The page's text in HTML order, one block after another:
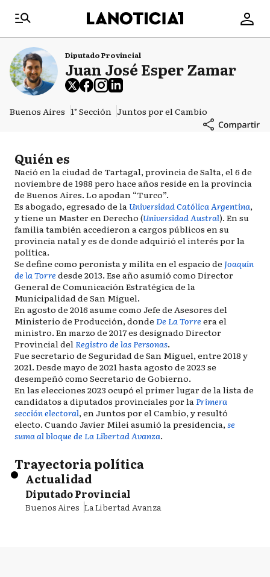
Diputado Provincial
Juan José Esper Zamar
Buenos Aires 1° Sección Juntos por el Cambio
Quién es
Nació en la ciudad de Tartagal, provincia de Salta, el 6 de
noviembre de 1988 pero hace años reside en la provincia
de Buenos Aires. Lo apodan “Turco”.
Es abogado, egresado de la Universidad Católica Argentina,
y tiene un Master en Derecho (Universidad Austral). En su
familia también accedieron a cargos públicos en su
provincia natal y es de donde adquirió el interés por la
política.
Se define como peronista y milita en el espacio de Joaquín
de la Torre desde 2013. Ese año asumió como Director
General de Comunicación Estratégica de la
Municipalidad de San Miguel.
En agosto de 2016 asume como Jefe de Asesores del
Ministerio de Producción, donde De La Torre era el
ministro. En marzo de 2017 es designado Director
Provincial delRegistro de las Personas.
Fue secretario de Seguridad de San Miguel, entre 2018 y
2021. Desde mayo de 2021 hasta agosto de 2023 se
desempeñó como Secretario de Gobierno.
En las elecciones 2023 ocupó el primer lugar de la lista de
candidatos a diputados provinciales por laPrimera
sección electoral, en Juntos por el Cambio, y resultó
electo. Cuando Javier Milei asumió la presidencia,se
suma al bloque de La Libertad Avanza.
Trayectoria política
Actualidad
Diputado Provincial
Buenos Aires La Libertad Avanza